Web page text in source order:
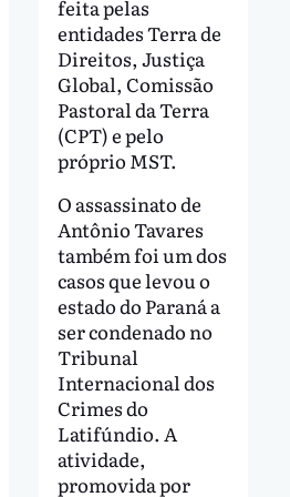
feita pelas
entidades Terra de
Direitos, Justiça
Global, Comissão
Pastoral da Terra
(CPT) e pelo
próprio MST.
O assassinato de
Antônio Tavares
também foi um dos
casos que levou o
estado do Paraná a
ser condenado no
Tribunal
Internacional dos
Crimes do
Latifúndio. A
atividade,
promovida por